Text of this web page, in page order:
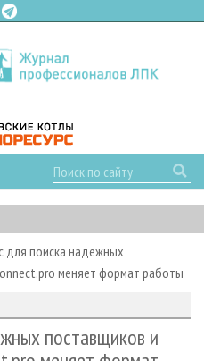
для поиска надежных
меняет формат работы
поставщиков и